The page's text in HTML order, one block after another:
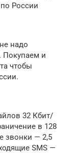
России
надо
Покупаем и
чтобы
32 Кбит/
в 128
звонки — 2,5
SMS —